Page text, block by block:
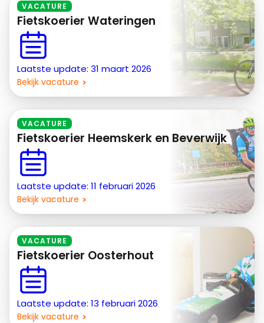
VACATURE
Fietskoerier Wateringen
Laatste update: 31 maart 2026
Bekijk vacature
VACATURE
Fietskoerier Heemskerk en Beverwijk
Laatste update: 11 februari 2026
Bekijk vacature
VACATURE
Fietskoerier Oosterhout
Laatste update: 13 februari 2026
Bekijk vacature